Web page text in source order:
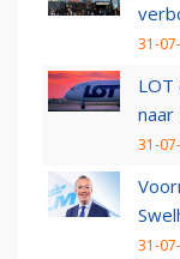
31-
naar
31-
31-